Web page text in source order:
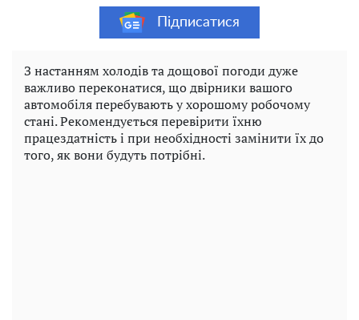
Підписатися
З настанням холодів та дощової погоди дуже
важливо переконатися, що двірники вашого
автомобіля перебувають у хорошому робочому
стані. Рекомендується перевірити їхню
працездатність і при необхідності замінити їх до
того, як вони будуть потрібні.